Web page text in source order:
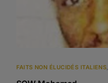
FAITS NON ÉLUCIDÉS ITALIENS,